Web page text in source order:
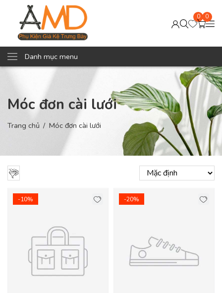
0 0
Danh mục menu
Móc đơn cài lưới
Trang chủ Móc đơn cài lưới
-10% -20%